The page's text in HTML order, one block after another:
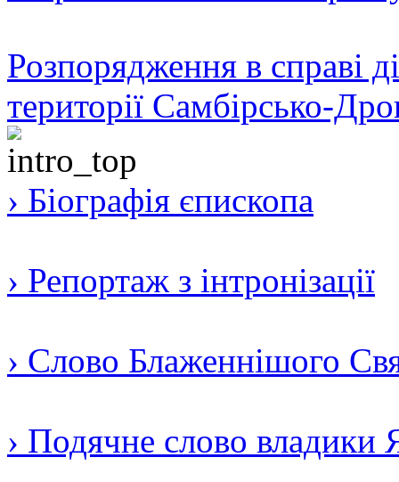
Розпорядження в справі
території Самбірсько-
› Біографія єпископа
› Репортаж з інтронізації
› Слово Блаженнішого
› Подячне слово владики